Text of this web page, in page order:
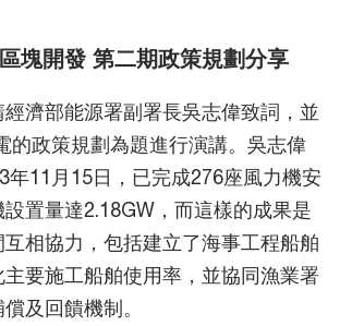
塊開發 第二期政策規劃分享
濟部能源署副署長吳志偉致詞，並
的政策規劃為題進行演講。吳志偉
年11月15日，已完成276座風力機安
置量達2.18GW，而這樣的成果是
相協力，包括建立了海事工程船舶
要施工船舶使用率，並協同漁業署
及回饋機制。